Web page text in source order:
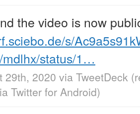
the video is now
s/
mdlhx/status/1…
29th, 2020 via TweetDeck
Twitter for Android)